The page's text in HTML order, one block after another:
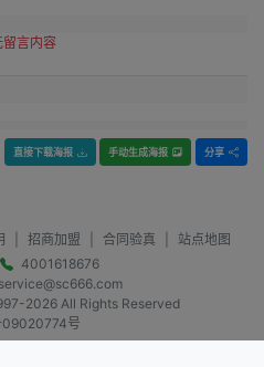
留言内容
直接下载海报 手动生成海报 分享
招商加盟 合同验真
站点地图
4001618676
service@sc666.com
2026All Rights Reserved
09020774号